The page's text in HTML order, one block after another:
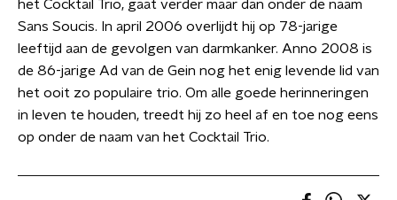
het Cocktail Trio, gaat verder maar dan onder de naam
Sans Soucis. In april 2006 overlijdt hij op 78-jarige
leeftijd aan de gevolgen van darmkanker. Anno 2008 is
de 86-jarige Ad van de Gein nog het enig levende lid van
het ooit zo populaire trio. Om alle goede herinneringen
in leven te houden, treedt hij zo heel af en toe nog eens
op onder de naam van het Cocktail Trio.